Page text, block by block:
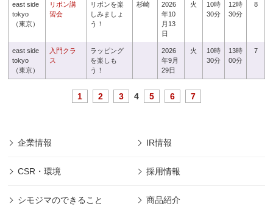
east side
tokyo
（東京）
リボン講
習会
リボンを楽
しみましょ
う！
杉崎
2026
年10
月13
日
火
10時
30分
12時
30分
8
east side
tokyo
（東京）
入門クラ
ス
ラッピング
を楽しも
う！
2026
年9月
29日
火
10時
30分
13時
00分
7
1 2 3 4 5 6 7
企業情報 IR情報
CSR・環境 採用情報
シモジマのできること 商品紹介